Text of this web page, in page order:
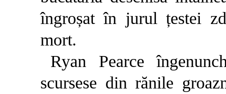
îngroșat în jurul țestei
mort.
Ryan Pearce
scursese din rănile